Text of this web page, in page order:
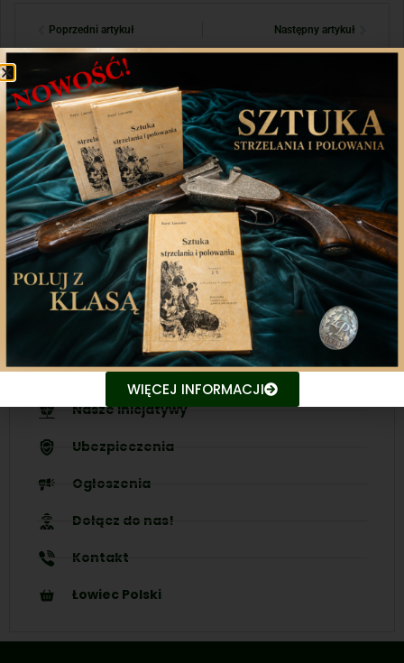
Poprzedni artykuł Następny artykuł
Aplikacja mobilna
Nasza aplikacja to doskonały towarzysz każdego
miłośnika łowiectwa, który pragnie pozostać na
bieżąco z najnowszymi treściami związanych stron.
Śledź aktualne wydarzenia
Udostępniaj treści znajomym
Nasze inicjatywy
Ubezpieczenia
Ogłoszenia
Dołącz do nas!
Kontakt
Łowiec Polski
WIĘCEJ INFORMACJI